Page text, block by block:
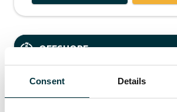
Consent Details
OFFSHORE